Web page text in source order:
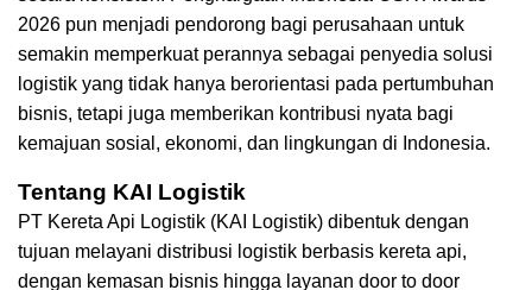
2026 pun menjadi pendorong bagi perusahaan untuk
semakin memperkuat perannya sebagai penyedia solusi
logistik yang tidak hanya berorientasi pada pertumbuhan
bisnis, tetapi juga memberikan kontribusi nyata bagi
kemajuan sosial, ekonomi, dan lingkungan di Indonesia.
Tentang KAI Logistik
PT Kereta Api Logistik (KAI Logistik) dibentuk dengan
tujuan melayani distribusi logistik berbasis kereta api,
dengan kemasan bisnis hingga layanan door to door